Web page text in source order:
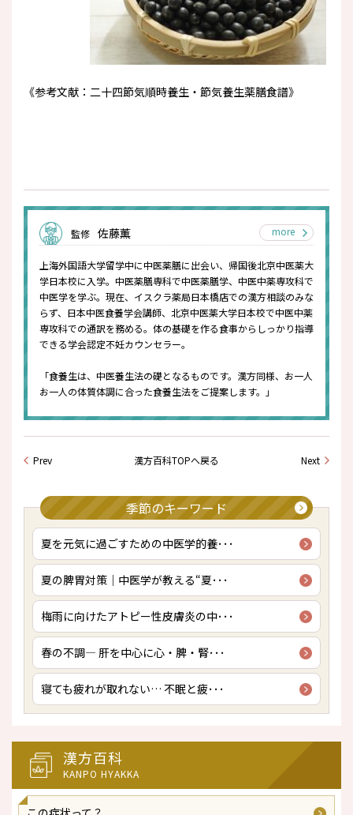
《参考文献：二十四節気順時養生・節気養生薬膳食譜》
監修 佐藤薫 more
上海外国語大学留学中に中医薬膳に出会い、帰国後北京中医薬大
学日本校に入学。中医薬膳専科で中医薬膳学、中医中薬専攻科で
中医学を学ぶ。現在、イスクラ薬局日本橋店での漢方相談のみな
らず、日本中医食養学会講師、北京中医薬大学日本校で中医中薬
専攻科での通訳を務める。体の基礎を作る食事からしっかり指導
できる学会認定不妊カウンセラー。
「食養生は、中医養生法の礎となるものです。漢方同様、お一人
お一人の体質体調に合った食養生法をご提案します。」
Prev 漢方百科TOPへ戻る Next
季節のキーワード
夏を元気に過ごすための中医学的養･･･
夏の脾胃対策｜中医学が教える“夏･･･
梅雨に向けたアトピー性皮膚炎の中･･･
春の不調― 肝を中心に心・脾・腎･･･
寝ても疲れが取れない… 不眠と疲･･･
漢方百科
KANPO HYAKKA